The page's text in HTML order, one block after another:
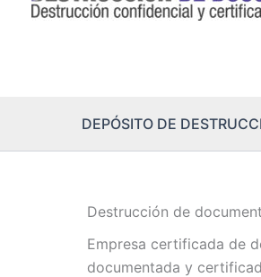
DEPÓSITO DE
Destrucción de
Empresa certificada de
documentada y